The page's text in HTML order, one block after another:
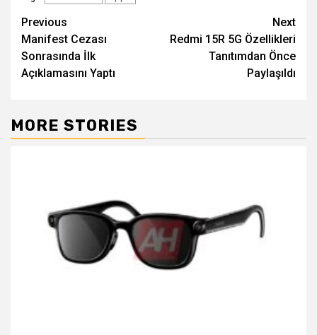
Post
navigation
Previous
Manifest Cezası
Sonrasında İlk
Açıklamasını Yaptı
Next
Redmi 15R 5G Özellikleri
Tanıtımdan Önce
Paylaşıldı
MORE STORIES